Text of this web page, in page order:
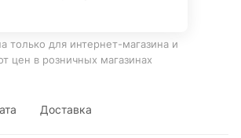
только для интернет-магазина и
цен в розничных магазинах
Доставка